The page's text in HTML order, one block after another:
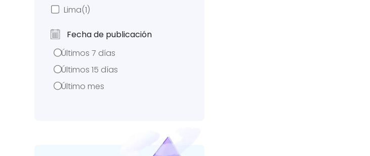
Lima(1)
Fecha de publicación
Últimos 7 días
Últimos 15 días
Último mes